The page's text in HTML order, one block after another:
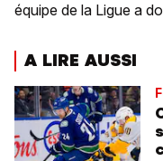
équipe de la Ligue a
A LIRE AUSSI